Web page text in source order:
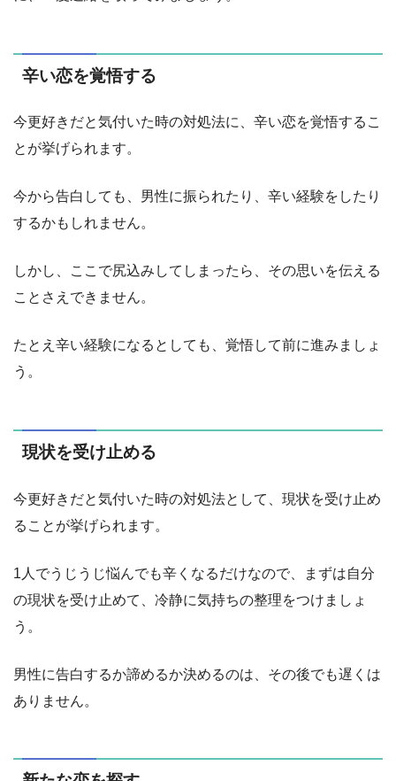
辛い恋を覚悟する
今更好きだと気付いた時の対処法に、辛い恋を覚悟するこ
とが挙げられます。
今から告白しても、男性に振られたり、辛い経験をしたり
するかもしれません。
しかし、ここで尻込みしてしまったら、その思いを伝える
ことさえできません。
たとえ辛い経験になるとしても、覚悟して前に進みましょ
う。
現状を受け止める
今更好きだと気付いた時の対処法として、現状を受け止め
ることが挙げられます。
1人でうじうじ悩んでも辛くなるだけなので、まずは自分
の現状を受け止めて、冷静に気持ちの整理をつけましょ
う。
男性に告白するか諦めるか決めるのは、その後でも遅くは
ありません。